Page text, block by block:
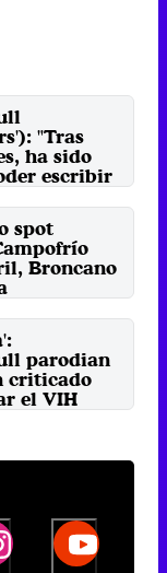
"Tras
ha sido
escribir
spot
Broncano
parodian
criticado
el VIH